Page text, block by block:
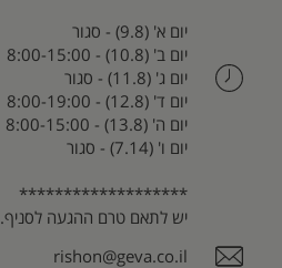
יום א' (9.8) - סגור
יום ב' (10.8) - 8:00-15:00
יום ג' (11.8) - סגור
יום ד' (12.8) - 8:00-19:00
יום ה' (13.8) - 8:00-15:00
יום ו' (7.14) - סגור
*******************
יש לתאם טרם ההגעה לסניף.
rishon@geva.co.il